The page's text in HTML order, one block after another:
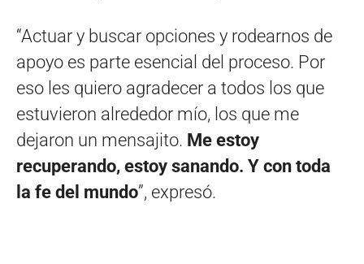
“Actuar y buscar opciones y rodearnos de
apoyo es parte esencial del proceso. Por
eso les quiero agradecer a todos los que
estuvieron alrededor mío, los que me
dejaron un mensajito. Me estoy
recuperando, estoy sanando. Y con toda
la fe del mundo”, expresó.